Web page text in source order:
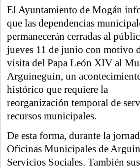
El Ayuntamiento de Mogán
que las dependencias
permanecerán cerradas al
jueves 11 de junio con motivo
visita del Papa León XIV al
Arguineguín, un
histórico que requiere la
reorganización temporal de
recursos municipales.
De esta forma, durante la
Oficinas Municipales de
Servicios Sociales. También